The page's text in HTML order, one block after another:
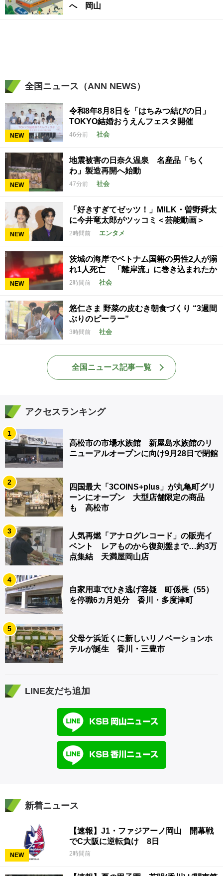
へ 岡山
全国ニュース（ANN NEWS）
NEW
令和8年8月8日を「はちみつ結びの日」
TOKYO結婚おうえんフェスタ開催
46分前 社会
NEW
地震被害の日奈久温泉 名産品「ちく
わ」製造再開へ始動
47分前 社会
NEW
「好きすぎてゼッツ！」M!LK・曽野舜太
に今井竜太郎がツッコミ＜芸能動画＞
2時間前 エンタメ
NEW
茨城の海岸でベトナム国籍の男性2人が溺
れ1人死亡 「離岸流」に巻き込まれたか
2時間前 社会
悠仁さま 野菜の皮むき朝食づくり “3週間
ぶりのピーラー”
3時間前 社会
全国ニュース記事一覧
アクセスランキング
1
高松市の市場水族館 新屋島水族館のリ
ニューアルオープンに向け9月28日で閉館
2
四国最大「3COINS+plus」が丸亀町グリ
ーンにオープン 大型店舗限定の商品
も 高松市
3
人気再燃「アナログレコード」の販売イ
ベント レアものから復刻盤まで…約3万
点集結 天満屋岡山店
4
自家用車でひき逃げ容疑 町係長（55）
を停職6カ月処分 香川・多度津町
5
父母ケ浜近くに新しいリノベーションホ
テルが誕生 香川・三豊市
LINE友だち追加
新着ニュース
NEW
【速報】J1・ファジアーノ岡山 開幕戦
でC大阪に逆転負け 8日
2時間前